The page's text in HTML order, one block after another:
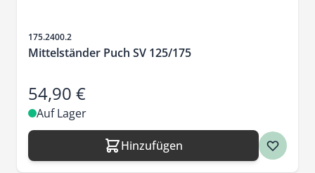
Artikelnr.
175.2400.2
Mittelständer Puch SV 125/175
54,90 €
Auf Lager
Hinzufügen